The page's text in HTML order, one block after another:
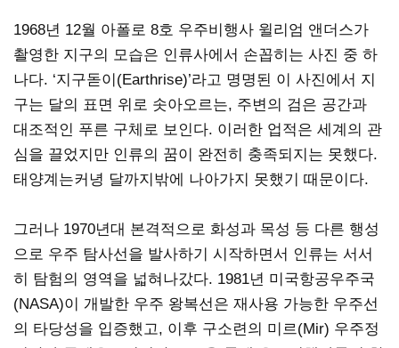
1968년 12월 아폴로 8호 우주비행사 윌리엄 앤더스가
촬영한 지구의 모습은 인류사에서 손꼽히는 사진 중 하
나다. ‘지구돋이(Earthrise)’라고 명명된 이 사진에서 지
구는 달의 표면 위로 솟아오르는, 주변의 검은 공간과
대조적인 푸른 구체로 보인다. 이러한 업적은 세계의 관
심을 끌었지만 인류의 꿈이 완전히 충족되지는 못했다.
태양계는커녕 달까지밖에 나아가지 못했기 때문이다.
그러나 1970년대 본격적으로 화성과 목성 등 다른 행성
으로 우주 탐사선을 발사하기 시작하면서 인류는 서서
히 탐험의 영역을 넓혀나갔다. 1981년 미국항공우주국
(NASA)이 개발한 우주 왕복선은 재사용 가능한 우주선
의 타당성을 입증했고, 이후 구소련의 미르(Mir) 우주정